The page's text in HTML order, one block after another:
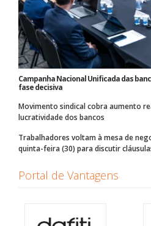
Campanha Nacional Unificada das
fase decisiva
Movimento sindical cobra aumento
lucratividade dos bancos
Trabalhadores voltam à mesa de
quinta-feira (30) para discutir
Portal de Vantagens